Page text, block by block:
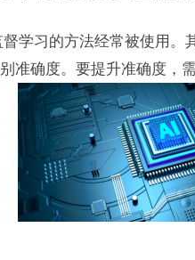
学习的方法经常被使用。
准确度。要提升准确度，